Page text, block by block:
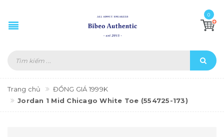
0
Trang chủ
ĐỒNG GIÁ 1999K
Jordan 1 Mid Chicago White Toe (554725-173)